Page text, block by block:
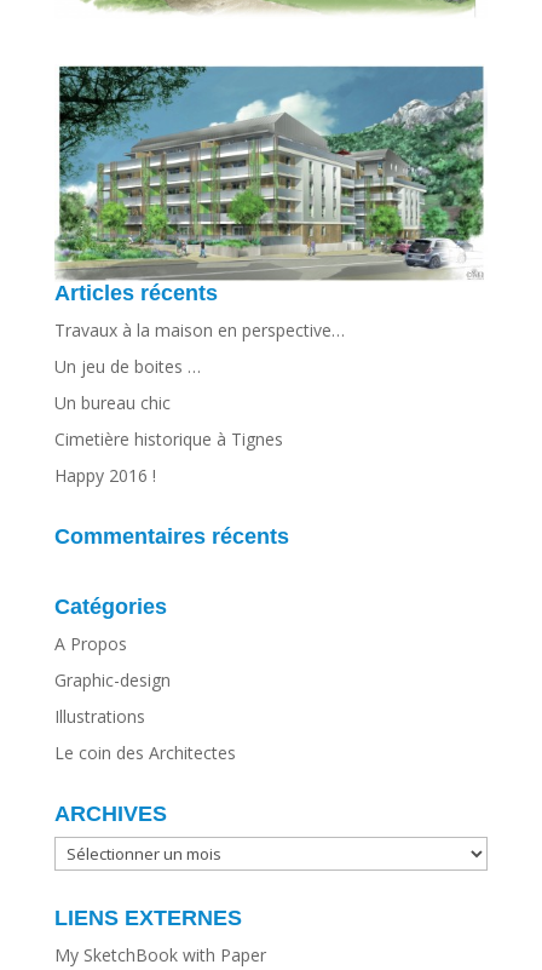
Articles récents
Travaux à la maison en perspective…
Un jeu de boites …
Un bureau chic
Cimetière historique à Tignes
Happy 2016 !
Commentaires récents
Catégories
A Propos
Graphic-design
Illustrations
Le coin des Architectes
ARCHIVES
ARCHIVES
LIENS EXTERNES
My SketchBook with Paper